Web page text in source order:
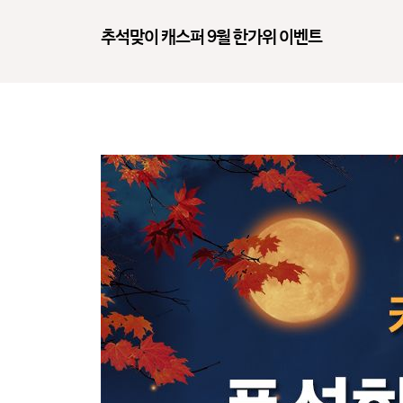
추석맞이 캐스퍼 9월 한가위 이벤트